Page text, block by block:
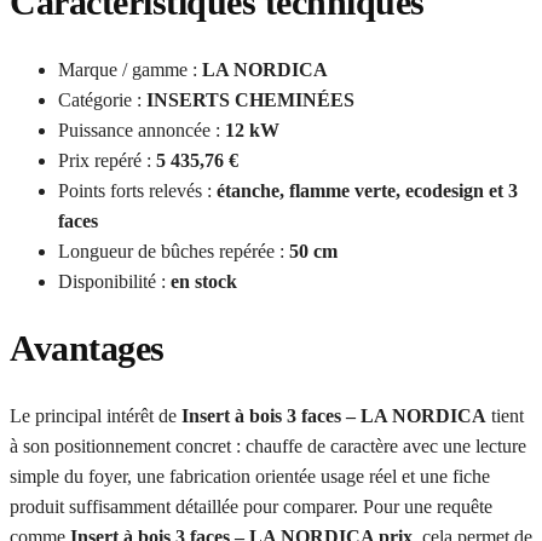
Marque / gamme : LA NORDICA
Catégorie : INSERTS CHEMINÉES
Puissance annoncée : 12 kW
Prix repéré : 5 435,76 €
Points forts relevés : étanche, flamme verte, ecodesign et 3
faces
Longueur de bûches repérée : 50 cm
Disponibilité : en stock
Avantages
Le principal intérêt de Insert à bois 3 faces – LA NORDICA tient
à son positionnement concret : chauffe de caractère avec une lecture
simple du foyer, une fabrication orientée usage réel et une fiche
produit suffisamment détaillée pour comparer. Pour une requête